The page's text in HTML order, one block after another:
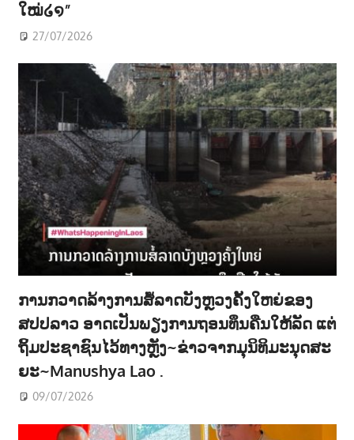
ໃໝ່໒໑”
27/07/2026
ການກວາດລ້າງການສໍ້ລາດບັງຫຼວງຄັ້ງໃຫຍ່ຂອງ
ສປປລາວ ອາດເປັນພຽງການຖອນທຶນຄືນໃຫ້ລັດ ແຕ່
ຖິ້ມປະຊາຊົນໄວ້ທາງຫຼັງ~ຂ່າວຈາກມຸນິທິມະນຸດສະ
ຍະ~Manushya Lao .
09/07/2026